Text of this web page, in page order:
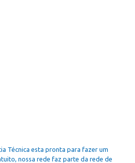
Técnica esta pronta para fazer um
nossa rede faz parte da rede de